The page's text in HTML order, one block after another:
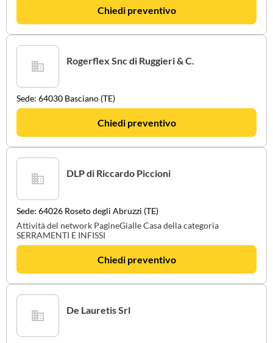
Chiedi preventivo
Rogerflex Snc di Ruggieri & C.
Sede: 64030 Basciano (TE)
Chiedi preventivo
DLP di Riccardo Piccioni
Sede: 64026 Roseto degli Abruzzi (TE)
Attività del network PagineGialle Casa della categoria
SERRAMENTI E INFISSI
Chiedi preventivo
De Lauretis Srl